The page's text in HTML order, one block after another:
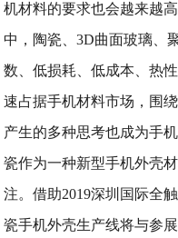
机材料的要求也会越来越
中，陶瓷、3D曲面玻璃、
数、低损耗、低成本、热
速占据手机材料市场，围
产生的多种思考也成为手
瓷作为一种新型手机外壳
注。借助2019深圳国际全
瓷手机外壳生产线将与参展